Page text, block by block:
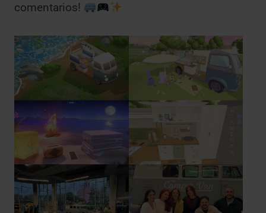
comentarios!